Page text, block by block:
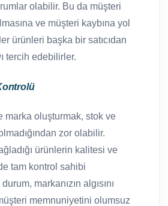
olabilir. Bu da müşteri
ve müşteri kaybına yol
ürünleri başka bir satıcıdan
tercih edebilirler.
marka oluşturmak, stok ve
zor olabilir.
ürünlerin kalitesi ve
tam kontrol sahibi
markanızın algısını
memnuniyetini olumsuz